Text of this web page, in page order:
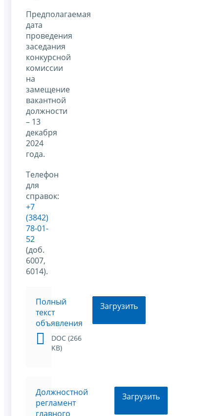
Предполагаемая
дата
проведения
заседания
конкурсной
комиссии
на
замещение
вакантной
должности
– 13
декабря
2024
года.
Телефон
для
справок:
+7
(3842)
78-01-
52
(доб.
6007,
6014).
Полный
текст
объявления
DOC (266
KB)
Загрузить
Должностной
регламент
главного
Загрузить